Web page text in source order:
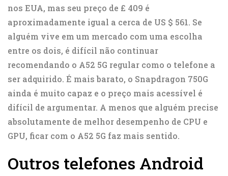
nos EUA, mas seu preço de £ 409 é
aproximadamente igual a cerca de US $ 561. Se
alguém vive em um mercado com uma escolha
entre os dois, é difícil não continuar
recomendando o A52 5G regular como o telefone a
ser adquirido. É mais barato, o Snapdragon 750G
ainda é muito capaz e o preço mais acessível é
difícil de argumentar. A menos que alguém precise
absolutamente de melhor desempenho de CPU e
GPU, ficar com o A52 5G faz mais sentido.
Outros telefones Android